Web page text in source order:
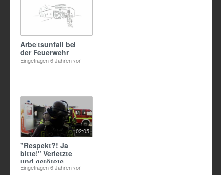
Arbeitsunfall bei
der Feuerwehr
Eingetragen6 Jahren vor
02:05
"Respekt?! Ja
bitte!" Verletzte
und getötete
Kinder
Eingetragen6 Jahren vor